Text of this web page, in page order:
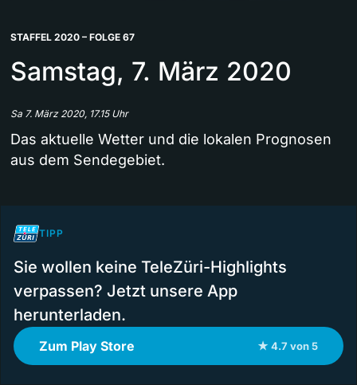
STAFFEL 2020 – FOLGE 67
Samstag, 7. März 2020
Sa 7. März 2020, 17.15 Uhr
Das aktuelle Wetter und die lokalen Prognosen
aus dem Sendegebiet.
TIPP
Sie wollen keine TeleZüri-Highlights
verpassen? Jetzt unsere App
herunterladen.
Zum Play Store ★ 4.7 von 5